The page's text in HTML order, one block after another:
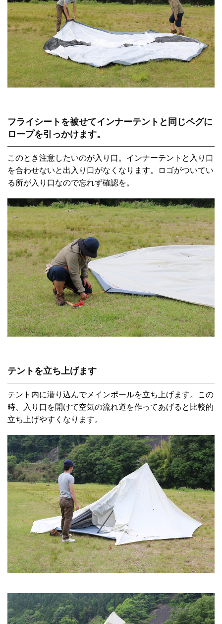
フライシートを被せてインナーテントと同じペグに
ロープを引っかけます。
このとき注意したいのが入り口。インナーテントと入り口
を合わせないと出入り口がなくなります。ロゴがついてい
る所が入り口なので忘れず確認を。
テントを立ち上げます
テント内に潜り込んでメインポールを立ち上げます。この
時、入り口を開けて空気の流れ道を作ってあげると比較的
立ち上げやすくなります。